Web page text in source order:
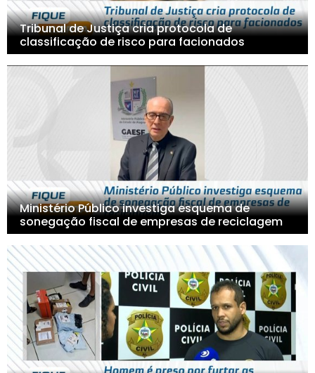
Tribunal de Justiça cria protocola de
classificação de risco para facionados
Ministério Público investiga esquema de
sonegação fiscal de empresas de reciclagem